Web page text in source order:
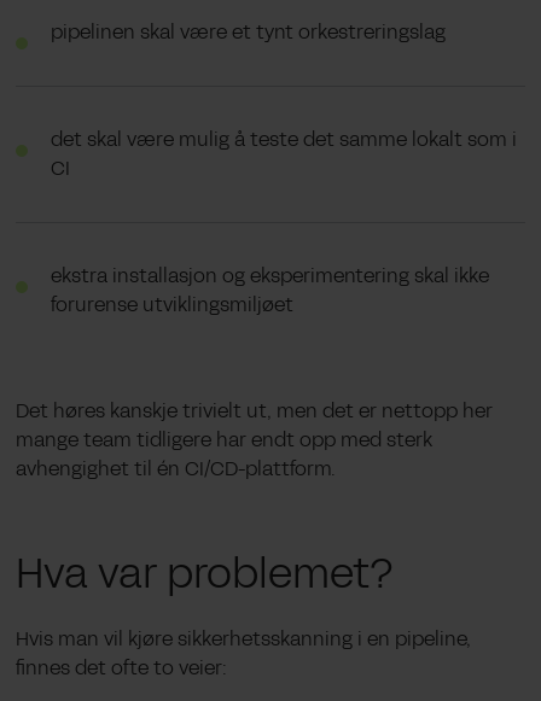
pipelinen skal være et tynt orkestreringslag
det skal være mulig å teste det samme lokalt som i
CI
ekstra installasjon og eksperimentering skal ikke
forurense utviklingsmiljøet
Det høres kanskje trivielt ut, men det er nettopp her
mange team tidligere har endt opp med sterk
avhengighet til én CI/CD-plattform.
Hva var problemet?
Hvis man vil kjøre sikkerhetsskanning i en pipeline,
finnes det ofte to veier: